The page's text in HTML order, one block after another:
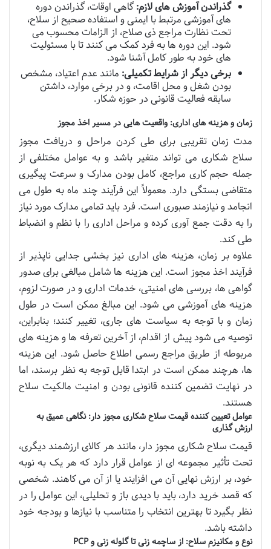
گذراندن آموزش های لازم: گاهی اوقات، گذراندن دوره
های آموزشی مرتبط با ایمنی و استفاده صحیح از سلاح،
تحت نظارت مراجع ذی صلاح، از الزامات محسوب می
شود. این دوره ها به فرد کمک می کنند تا با مسئولیت
های خود به طور کامل آشنا شود.
برخی دیگر از شرایط تکمیلی: مانند عدم اعتیاد، مشخص
بودن شغل و محل اقامت، و در برخی موارد، داشتن
سابقه فعالیت قانونی در حوزه شکار.
زمان و هزینه های اداری: واقعیت هایی در مسیر اخذ مجوز
مدت زمان تقریبی برای طی کردن مراحل و دریافت مجوز
سلاح شکاری می تواند متغیر باشد و به عوامل مختلفی از
جمله حجم کاری مراجع، کامل بودن مدارک و سرعت پیگیری
متقاضی بستگی دارد. معمولاً این فرآیند چند ماه به طول می
انجامد و نیازمند صبوری است. فرد باید تمامی مدارک مورد نیاز
را به دقت جمع آوری کرده و مراحل اداری را با نظم و انضباط
طی کند.
علاوه بر زمان، هزینه های اداری نیز بخشی جدایی ناپذیر از
فرآیند اخذ مجوز است. این هزینه ها شامل مبالغی برای صدور
گواهی ها، بررسی های امنیتی، خدمات اداری و در صورت لزوم،
هزینه های آموزشی می شود. این مبالغ ممکن است در طول
زمان و با توجه به سیاست های جاری، تغییر کنند؛ بنابراین،
توصیه می شود پیش از اقدام، از آخرین تعرفه ها و هزینه های
مربوطه از طریق مراجع رسمی اطلاع حاصل شود. این هزینه
ها، هرچند ممکن است در ابتدا قابل توجه به نظر برسند، اما
در نهایت تضمین کننده قانونی بودن و امنیت مالکیت سلاح
هستند.
عوامل تعیین کننده قیمت سلاح شکاری مجوز دار: نگاهی عمیق به
ارزش گذاری
قیمت سلاح شکاری مجوز دار، مانند هر کالای ارزشمند دیگری،
تحت تأثیر مجموعه ای از عوامل قرار دارد که هر یک به نوبه
خود، بر ارزش نهایی آن می افزایند یا از آن می کاهند. شخصی
که قصد خرید دارد، باید با دیدی باز و تحلیلی، این عوامل را در
نظر بگیرد تا بهترین انتخاب را متناسب با نیازها و بودجه خود
داشته باشد.
نوع و مکانیزم سلاح: از ساچمه زنی تا گلوله زنی و PCP